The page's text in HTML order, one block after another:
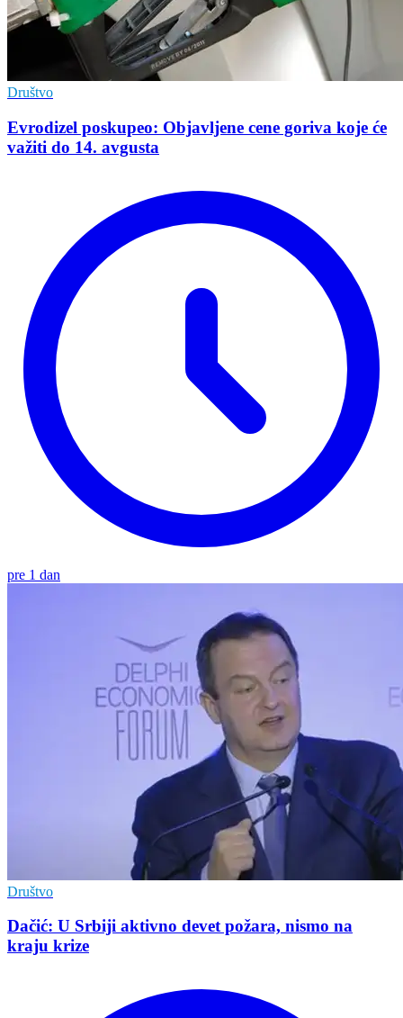
Društvo
Evrodizel poskupeo: Objavljene cene goriva koje će
važiti do 14. avgusta
pre 1 dan
Društvo
Dačić: U Srbiji aktivno devet požara, nismo na
kraju krize